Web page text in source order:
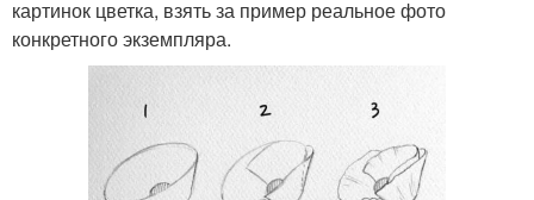
картинок цветка, взять за пример реальное фото
конкретного экземпляра.